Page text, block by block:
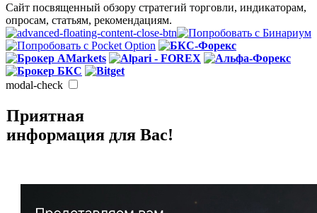
Сайт посвященный обзору стратегий торговли, индикаторам,
опросам, статьям, рекомендациям.
modal-check
Приятная
информация для Вас!